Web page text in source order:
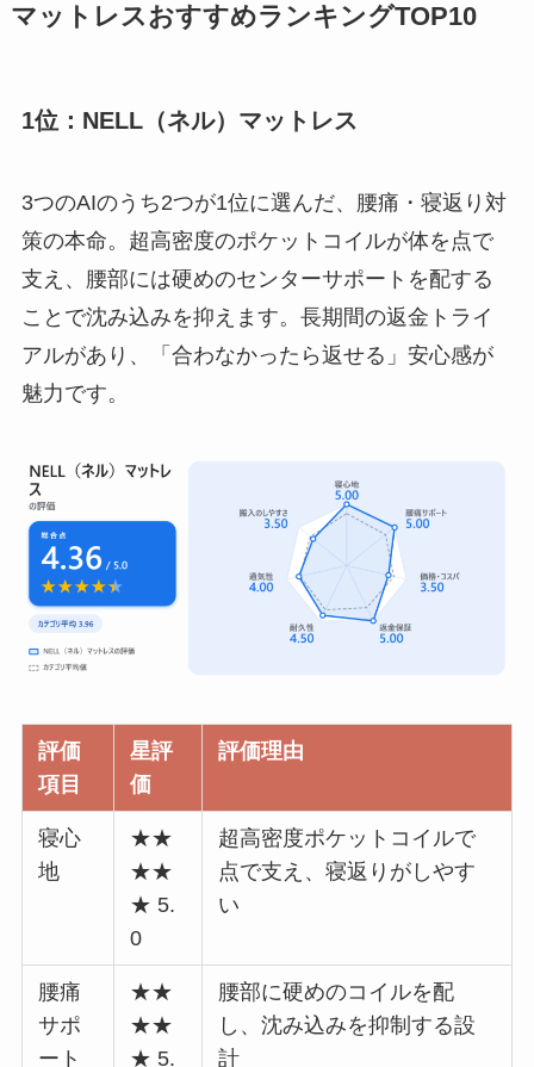
マットレスおすすめランキングTOP10
1位：NELL（ネル）マットレス
3つのAIのうち2つが1位に選んだ、腰痛・寝返り対
策の本命。超高密度のポケットコイルが体を点で
支え、腰部には硬めのセンターサポートを配する
ことで沈み込みを抑えます。長期間の返金トライ
アルがあり、「合わなかったら返せる」安心感が
魅力です。
評価
項目
星評
価
評価理由
寝心
地
★★
★★
★ 5.
0
超高密度ポケットコイルで
点で支え、寝返りがしやす
い
腰痛
サポ
ート
★★
★★
★ 5.
腰部に硬めのコイルを配
し、沈み込みを抑制する設
計